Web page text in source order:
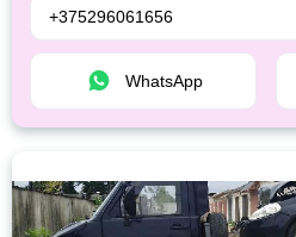
+375296061656
WhatsApp